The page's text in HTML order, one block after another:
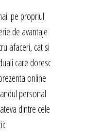
pe propriul
de avantaje
afaceri, cat si
care doresc
online
personal
dintre cele